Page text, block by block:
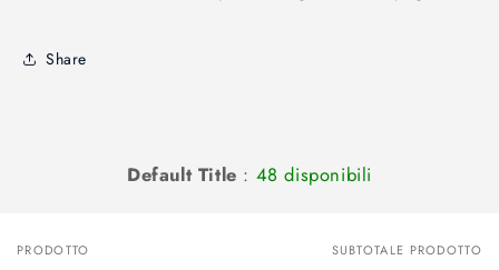
Share
Default Title : 48 disponibili
Il
PRODOTTO SUBTOTALE PRODOTTO